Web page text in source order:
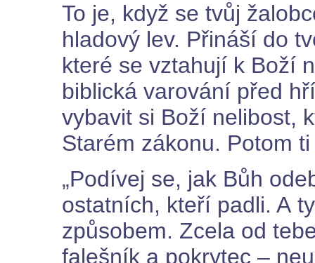
To je, když se tvůj
hladový lev. Přináší do
které se vztahují k Boží
biblická varování před
vybavit si Boží nelibost,
Starém zákonu. Potom
„Podívej se, jak Bůh
ostatních, kteří padli. A
způsobem. Zcela od
falešník a pokrytec –